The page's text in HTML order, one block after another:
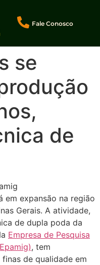
Fale Conosco
se
de
em expansão na região
Gerais. A atividade,
de dupla poda da
Empresa de Pesquisa
, tem
de qualidade em